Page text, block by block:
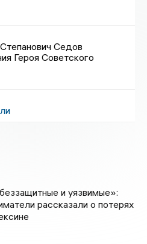
Седов
Героя Советского
и уязвимые»:
рассказали о потерях